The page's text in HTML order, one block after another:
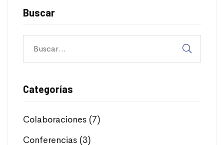
Buscar
Categorías
Colaboraciones (7)
Conferencias (3)